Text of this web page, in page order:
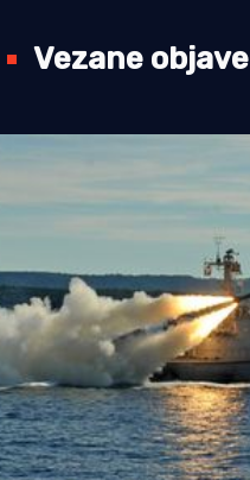
Vezane objave